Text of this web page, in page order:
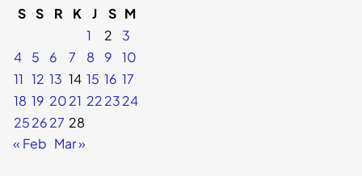
S S R K J S M
1
2
3
4
5 6 7 8 9
10
11 12 13 14 15 16 17
18 19 2021 222324
252627 28
« Feb Mar »